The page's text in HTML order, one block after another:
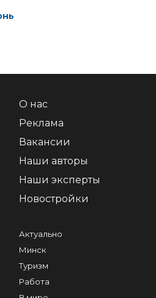
О нас
Реклама
Вакансии
Наши авторы
Наши эксперты
Новостройки
Актуально
Минск
Туризм
Работа